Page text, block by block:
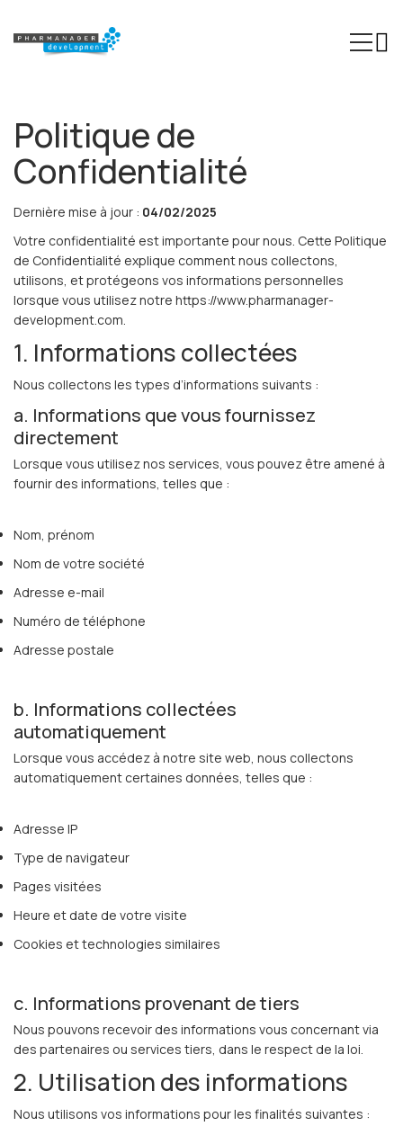
Expertises
Secteurs
Formations
Phinn®
Pheed®
Actualités
À propos
Contact
Français
Politique de
Confidentialité
Dernière mise à jour : 04/02/2025
Votre confidentialité est importante pour nous. Cette Politique
de Confidentialité explique comment nous collectons,
utilisons, et protégeons vos informations personnelles
lorsque vous utilisez notre https://www.pharmanager-
development.com.
1. Informations collectées
Nous collectons les types d’informations suivants :
a. Informations que vous fournissez
directement
Lorsque vous utilisez nos services, vous pouvez être amené à
fournir des informations, telles que :
Nom, prénom
Nom de votre société
Adresse e-mail
Numéro de téléphone
Adresse postale
b. Informations collectées
automatiquement
Lorsque vous accédez à notre site web, nous collectons
automatiquement certaines données, telles que :
Adresse IP
Type de navigateur
Pages visitées
Heure et date de votre visite
Cookies et technologies similaires
c. Informations provenant de tiers
Nous pouvons recevoir des informations vous concernant via
des partenaires ou services tiers, dans le respect de la loi.
2. Utilisation des informations
Nous utilisons vos informations pour les finalités suivantes :